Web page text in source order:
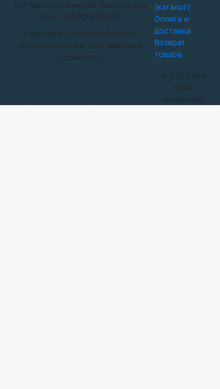
ИП Малкин Геннадий Викторович
ИНН 366200280602
г.Воронеж, Рамонский район,
Новоподклетное, пер. Маршала
Одинцова,1
© 2026 Все
права
защищены
(каталог)
Оплата и
доставка
Возврат
товара